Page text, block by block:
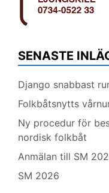
SENASTE
Django snabbast
Folkbåtsnytts
Ny procedur för
nordisk folkbåt
Anmälan till SM
SM 2026